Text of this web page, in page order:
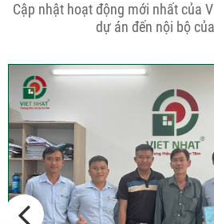
Cập nhật hoạt động mới nhất của
dự án đến nội bộ